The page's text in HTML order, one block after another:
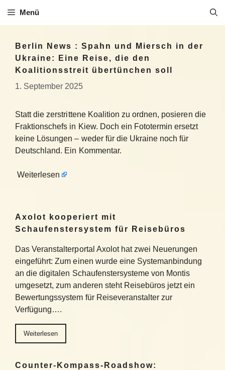
Inhalt
Menü
Berlin News : Spahn und Miersch in der
Ukraine: Eine Reise, die den
Koalitionsstreit übertünchen soll
1. September 2025
Statt die zerstrittene Koalition zu ordnen, posieren die
Fraktionschefs in Kiew. Doch ein Fototermin ersetzt
keine Lösungen – weder für die Ukraine noch für
Deutschland. Ein Kommentar.
Weiterlesen
Axolot kooperiert mit
Schaufenstersystem für Reisebüros
Das Veranstalterportal Axolot hat zwei Neuerungen
eingeführt: Zum einen wurde eine Systemanbindung
an die digitalen Schaufenstersysteme von Montis
umgesetzt, zum anderen steht Reisebüros jetzt ein
Bewertungssystem für Reiseveranstalter zur
Verfügung….
Weiterlesen
Counter-Kompass-Roadshow: